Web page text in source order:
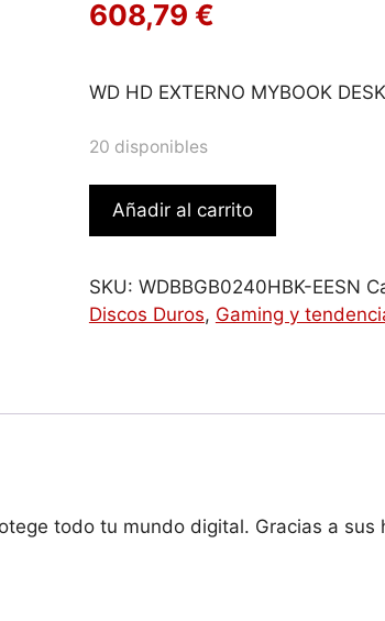
608,79 €
WD HD EXTERNO MYBOOK
20 disponibles
WD
MYBOOK
DESKTOP
EESN
Añadir al carrito
SKU: WDBBGB0240HBK-EESN
Discos Duros, Gaming y
todo tu mundo digital. Gracias a sus